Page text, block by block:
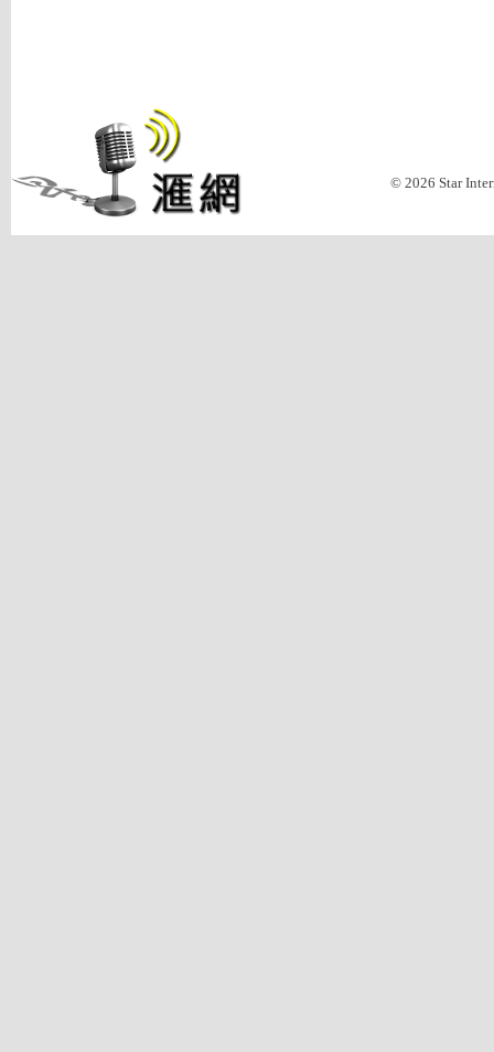
© 2026 Star